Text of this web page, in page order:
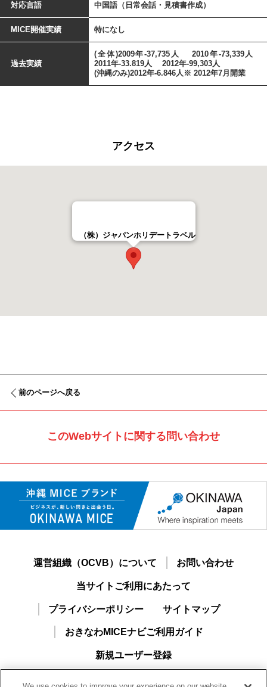
対応言語 中国語（日常会話・見積書作成）
MICE開催実績 特になし
過去実績
(全体)2009年-37,735人 2010年-73,339人
2011年-33.819人 2012年-99,303人
(沖縄のみ)2012年-6.846人※ 2012年7月開業
アクセス
（株）ジャパンホリデートラベル
前のページへ戻る
このWebサイトに関する問い合わせ
運営組織（OCVB）について お問い合わせ
当サイトご利用にあたって
プライバシーポリシー サイトマップ
おきなわMICEナビご利用ガイド
新規ユーザー登録